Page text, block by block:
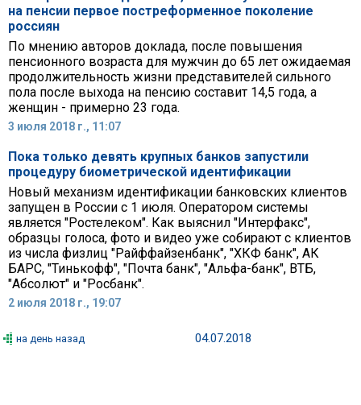
на пенсии первое постреформенное поколение
россиян
По мнению авторов доклада, после повышения
пенсионного возраста для мужчин до 65 лет ожидаемая
продолжительность жизни представителей сильного
пола после выхода на пенсию составит 14,5 года, а
женщин - примерно 23 года.
3 июля 2018 г., 11:07
Пока только девять крупных банков запустили
процедуру биометрической идентификации
Новый механизм идентификации банковских клиентов
запущен в России с 1 июля. Оператором системы
является "Ростелеком". Как выяснил "Интерфакс",
образцы голоса, фото и видео уже собирают с клиентов
из числа физлиц "Райффайзенбанк", "ХКФ банк", АК
БАРС, "Тинькофф", "Почта банк", "Альфа-банк", ВТБ,
"Абсолют" и "Росбанк".
2 июля 2018 г., 19:07
на день назад 04.07.2018